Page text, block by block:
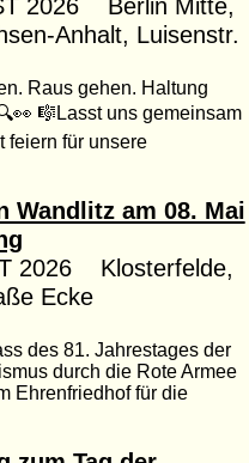
Anhalt, Luisenstr.
Raus gehen. Haltung
🎼Lasst uns gemeinsam
feiern für unsere
Wandlitz am 08. Mai
2026 Klosterfelde,
Ecke
des 81. Jahrestages der
durch die Rote Armee
Ehrenfriedhof für die